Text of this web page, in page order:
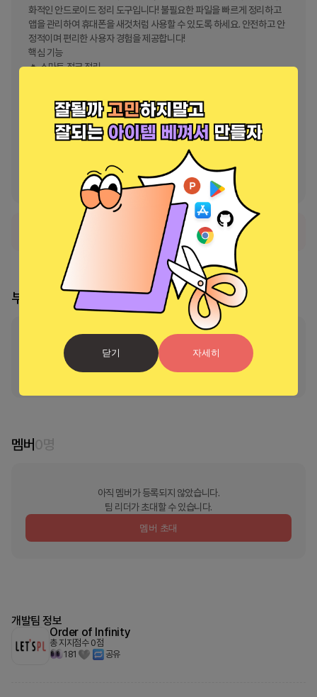
닫기 자세히
화적인 안드로이드 정리 도구입니다! 불필요한 파일을 빠르게 정리하고
앱을 관리하여 휴대폰을 새것처럼 사용할 수 있도록 하세요. 안전하고 안
정적이며 편리한 사용자 경험을 제공합니다!
핵심 기능
🔥 스마트 ​​정크 정리
🛡️ 앱 관리
상당량의 공간을 차지하는 앱과 파일을 분석하고 식별합니다.
문의하기
okechukwulovesjesus@gmail.com으로 이메일을 보내주세요. 도와
정식 서비스로 출시되었습니다.
부스 리더
부스의 리더가 지정되지 않았습니다
리더 신청 및 소유권 이
멤버0명
아직 멤버가 등록되지 않았습니다.
팀 리더가 초대할 수 있습니다.
멤버 초대
개발팀 정보
Order of Infinity
총 지지점수 0점
181
공유